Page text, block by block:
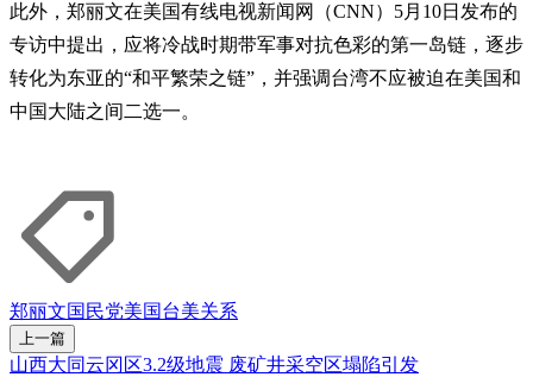
此外，郑丽文在美国有线电视新闻网（CNN）5月10日发布的
专访中提出，应将冷战时期带军事对抗色彩的第一岛链，逐步
转化为东亚的“和平繁荣之链”，并强调台湾不应被迫在美国和
中国大陆之间二选一。
郑丽文国民党美国台美关系
上一篇
山西大同云冈区3.2级地震 废矿井采空区塌陷引发